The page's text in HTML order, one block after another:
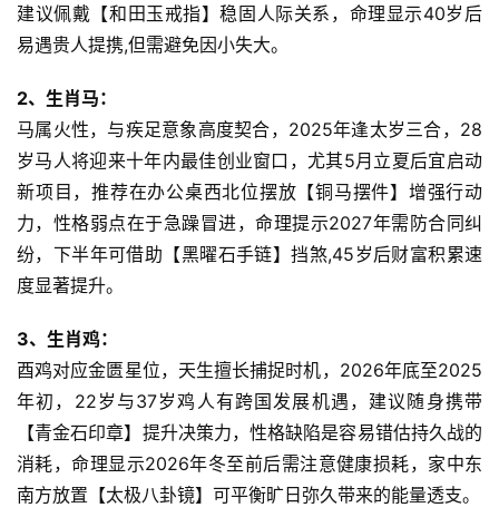
建议佩戴【和田玉戒指】稳固人际关系，命理显示40岁后
易遇贵人提携,但需避免因小失大。
2、生肖马：
马属火性，与疾足意象高度契合，2025年逢太岁三合，28
岁马人将迎来十年内最佳创业窗口，尤其5月立夏后宜启动
新项目，推荐在办公桌西北位摆放【铜马摆件】增强行动
力，性格弱点在于急躁冒进，命理提示2027年需防合同纠
纷，下半年可借助【黑曜石手链】挡煞,45岁后财富积累速
度显著提升。
3、生肖鸡：
酉鸡对应金匮星位，天生擅长捕捉时机，2026年底至2025
年初，22岁与37岁鸡人有跨国发展机遇，建议随身携带
【青金石印章】提升决策力，性格缺陷是容易错估持久战的
消耗，命理显示2026年冬至前后需注意健康损耗，家中东
南方放置【太极八卦镜】可平衡旷日弥久带来的能量透支。